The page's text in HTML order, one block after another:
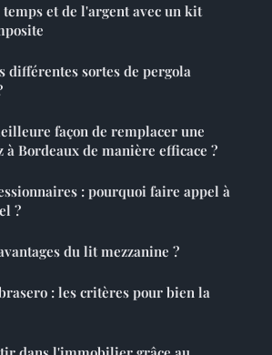
temps et de l'argent avec un kit
différentes sortes de pergola
façon de remplacer une
à Bordeaux de manière efficace ?
: pourquoi faire appel à
?
du lit mezzanine ?
: les critères pour bien la